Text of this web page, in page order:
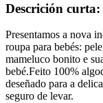
Descrición curta:
Presentamos a nova
roupa para bebés:
mameluco bonito e
bebé.Feito 100%
deseñado para a
seguro de levar.